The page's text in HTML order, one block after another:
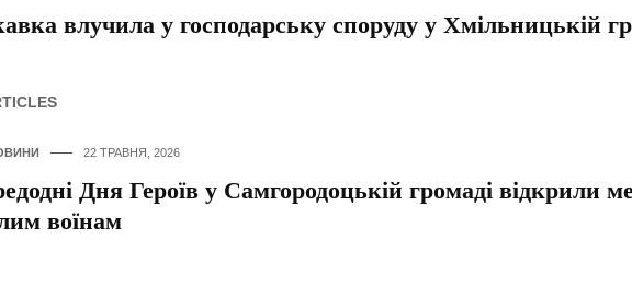
влучила у господарську споруду у Хмільницькій
22 ТРАВНЯ, 2026
Дня Героїв у Самгородоцькій громаді відкрили
воїнам